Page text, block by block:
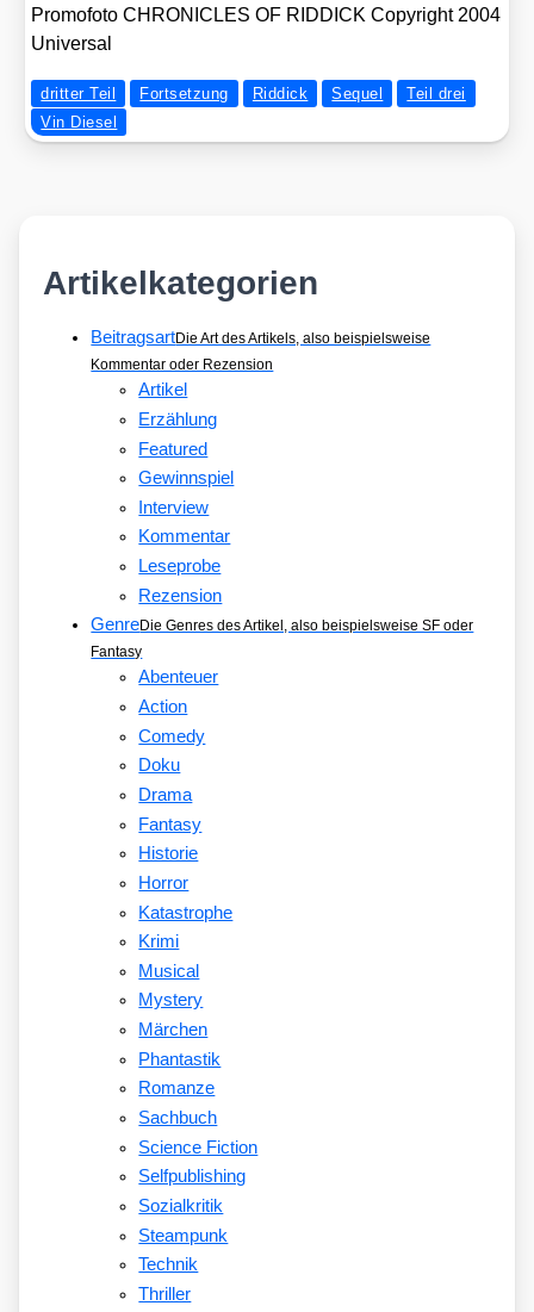
Pro­mo­fo­to CHRONICLES OF RIDDICK Copy­right 2004
Uni­ver­sal
dritter Teil Fortsetzung Riddick Sequel
Teil drei
Vin Diesel
Artikelkategorien
BeitragsartDie Art des Artikels, also beispielsweise
Kommentar oder Rezension
Artikel
Erzählung
Featured
Gewinnspiel
Interview
Kommentar
Leseprobe
Rezension
GenreDie Genres des Artikel, also beispielsweise SF oder
Fantasy
Abenteuer
Action
Comedy
Doku
Drama
Fantasy
Historie
Horror
Katastrophe
Krimi
Musical
Mystery
Märchen
Phantastik
Romanze
Sachbuch
Science Fiction
Selfpublishing
Sozialkritik
Steampunk
Technik
Thriller